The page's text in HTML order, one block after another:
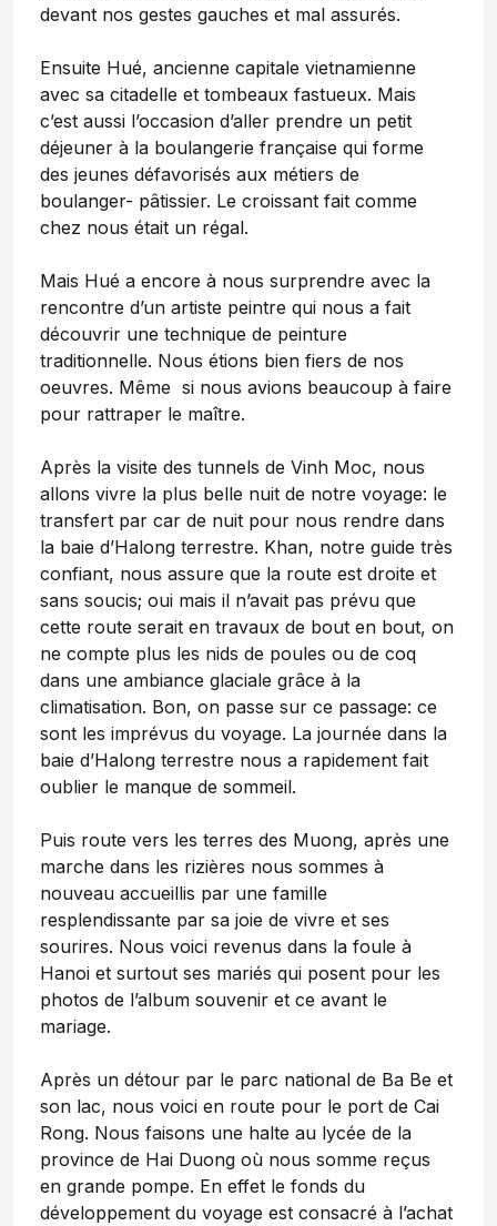
devant nos gestes gauches et mal assurés.
Ensuite Hué, ancienne capitale vietnamienne
avec sa citadelle et tombeaux fastueux. Mais
c’est aussi l’occasion d’aller prendre un petit
déjeuner à la boulangerie française qui forme
des jeunes défavorisés aux métiers de
boulanger- pâtissier. Le croissant fait comme
chez nous était un régal.
Mais Hué a encore à nous surprendre avec la
rencontre d’un artiste peintre qui nous a fait
découvrir une technique de peinture
traditionnelle. Nous étions bienfiers de nos
oeuvres. Même si nous avions beaucoup à faire
pour rattraper le maître.
Après la visite des tunnels de Vinh Moc, nous
allons vivre la plus belle nuit de notre voyage: le
transfert par car de nuit pour nous rendre dans
la baie d’Halong terrestre. Khan, notre guide très
confiant, nous assure que la route est droite et
sans soucis; oui mais il n’avait pas prévu que
cette route serait en travaux de bout en bout, on
ne compte plus les nids de poules ou de coq
dans une ambiance glaciale grâce à la
climatisation. Bon, on passe sur ce passage: ce
sont les imprévus du voyage. La journée dans la
baie d’Halong terrestre nous a rapidement fait
oublier le manque de sommeil.
Puis route vers les terres des Muong, après une
marche dans les rizières nous sommes à
nouveau accueillis par une famille
resplendissante par sa joie de vivre et ses
sourires. Nous voici revenus dans la foule à
Hanoi et surtout ses mariés qui posent pour les
photos de l’album souvenir et ce avant le
mariage.
Après un détour par le parc national de Ba Be et
son lac, nous voici en route pour le port de Cai
Rong. Nous faisons une halte au lycée de la
province de Hai Duong où nous somme reçus
en grande pompe. En effet le fonds du
développement du voyage est consacré à l’achat